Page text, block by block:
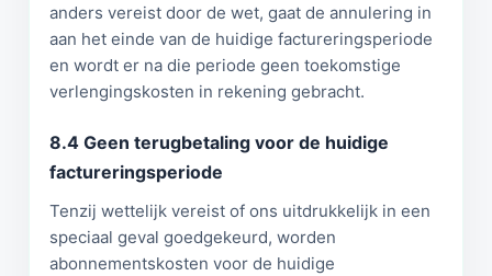
anders vereist door de wet, gaat de annulering in
aan het einde van de huidige factureringsperiode
en wordt er na die periode geen toekomstige
verlengingskosten in rekening gebracht.
8.4 Geen terugbetaling voor de huidige
factureringsperiode
Tenzij wettelijk vereist of ons uitdrukkelijk in een
speciaal geval goedgekeurd, worden
abonnementskosten voor de huidige